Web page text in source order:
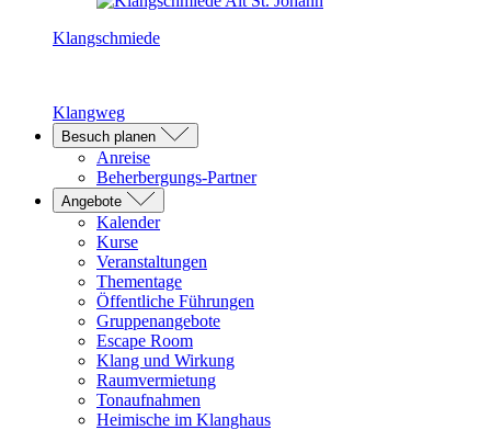
Klangschmiede
Klangweg
Besuch planen
Anreise
Beherbergungs-Partner
Angebote
Kalender
Kurse
Veranstaltungen
Thementage
Öffentliche Führungen
Gruppenangebote
Escape Room
Klang und Wirkung
Raumvermietung
Tonaufnahmen
Heimische im Klanghaus